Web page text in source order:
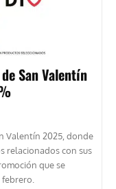
San Valentín
Valentín 2025, donde
relacionados con sus
que se
febrero.